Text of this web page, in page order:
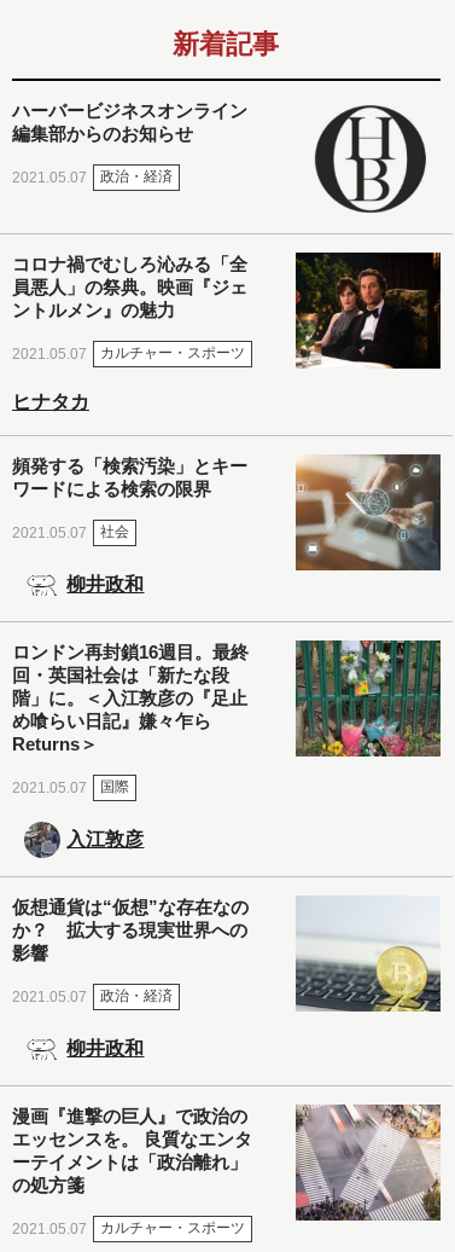
新着記事
ハーバービジネスオンライン
編集部からのお知らせ
2021.05.07 政治・経済
コロナ禍でむしろ沁みる「全
員悪人」の祭典。映画『ジェ
ントルメン』の魅力
2021.05.07 カルチャー・スポーツ
ヒナタカ
頻発する「検索汚染」とキー
ワードによる検索の限界
2021.05.07 社会
柳井政和
ロンドン再封鎖16週目。最終
回・英国社会は「新たな段
階」に。＜入江敦彦の『足止
め喰らい日記』嫌々乍ら
Returns＞
2021.05.07 国際
入江敦彦
仮想通貨は“仮想”な存在なの
か？ 拡大する現実世界への
影響
2021.05.07 政治・経済
柳井政和
漫画『進撃の巨人』で政治の
エッセンスを。 良質なエンタ
ーテイメントは「政治離れ」
の処方箋
2021.05.07 カルチャー・スポーツ